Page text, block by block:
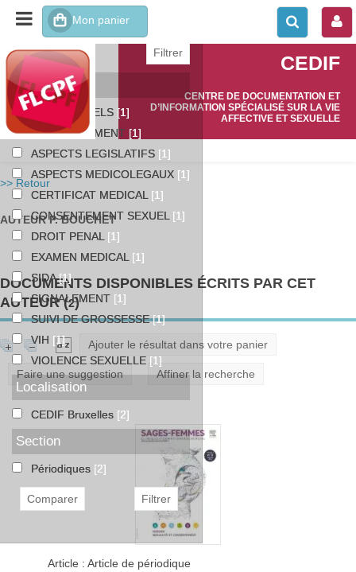
CEDIF
CENTRE DE DOCUMENTATION ET
D’INFORMATION SPÉCIALISÉ SUR LA VIE
AFFECTIVE ET SEXUELLE
>> Retour
AUTEUR P. BOUCHET
DOCUMENTS DISPONIBLES ÉCRITS PAR CET
AUTEUR (2)
Ajouter le résultat dans votre panier
Faire une suggestion Affiner la recherche
Article : Article de périodique
affiner ou comparer
Catégories
ABUS SEXUELS [1]
ACCOUCHEMENT [1]
ASPECTS LEGISLATIFS [1]
ASPECTS MEDICOLEGAUX [1]
CERTIFICAT MEDICAL [1]
CONSENTEMENT SEXUEL [1]
DROIT PENAL [1]
EXAMEN MEDICAL [1]
SIDA[1]
SIGNALEMENT [1]
SUIVI DE GROSSESSE[1]
VIH [1]
VIOLENCE SEXUELLE [1]
Localisation
CEDIF Bruxelles [2]
Section
Périodiques [2]